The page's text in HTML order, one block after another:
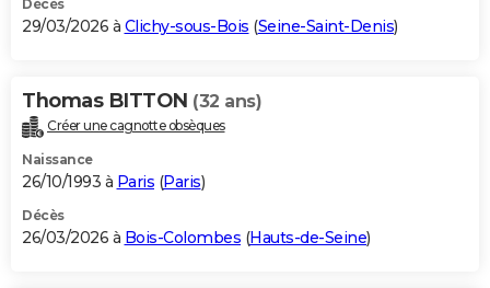
Décès
29/03/2026 à Clichy-sous-Bois (Seine-Saint-Denis)
Thomas BITTON (32 ans)
Créer une cagnotte obsèques
Naissance
26/10/1993 à Paris (Paris)
Décès
26/03/2026 à Bois-Colombes (Hauts-de-Seine)